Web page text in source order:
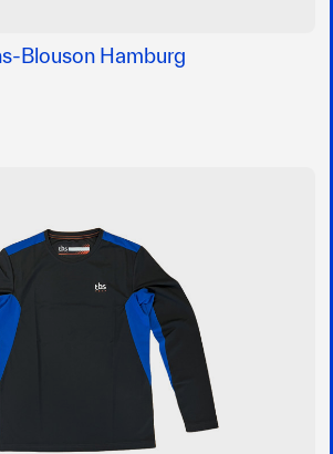
Blouson Hamburg